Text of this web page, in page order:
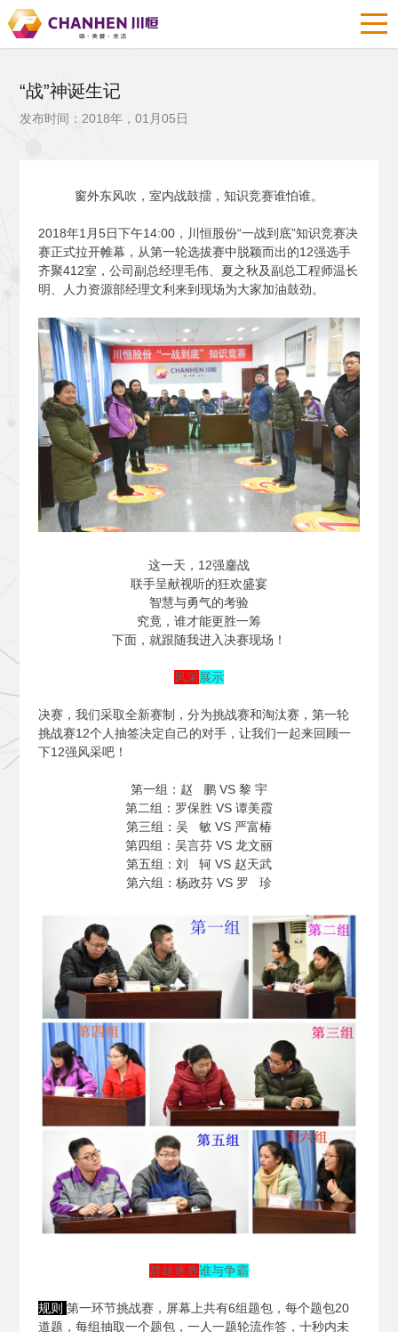
“战”神诞生记
发布时间：2018年，01月05日
窗外东风吹，室内战鼓擂，知识竞赛谁怕谁。
2018年1月5日下午14:00，川恒股份“一战到底”知识竞赛决
赛正式拉开帷幕，从第一轮选拔赛中脱颖而出的12强选手
齐聚412室，公司副总经理毛伟、夏之秋及副总工程师温长
明、人力资源部经理文利来到现场为大家加油鼓劲。
这一天，12强鏖战
联手呈献视听的狂欢盛宴
智慧与勇气的考验
究竟，谁才能更胜一筹
下面，就跟随我进入决赛现场！
风采展示
决赛，我们采取全新赛制，分为挑战赛和淘汰赛，第一轮
挑战赛12个人抽签决定自己的对手，让我们一起来回顾一
下12强风采吧！
第一组：赵 鹏 VS 黎 宇
第二组：罗保胜 VS 谭美霞
第三组：吴 敏 VS 严富椿
第四组：吴言芬 VS 龙文丽
第五组：刘 轲 VS 赵天武
第六组：杨政芬 VS 罗 珍
群雄逐鹿谁与争霸
规则 第一环节挑战赛，屏幕上共有6组题包，每个题包20
道题，每组抽取一个题包，一人一题轮流作答，十秒内未